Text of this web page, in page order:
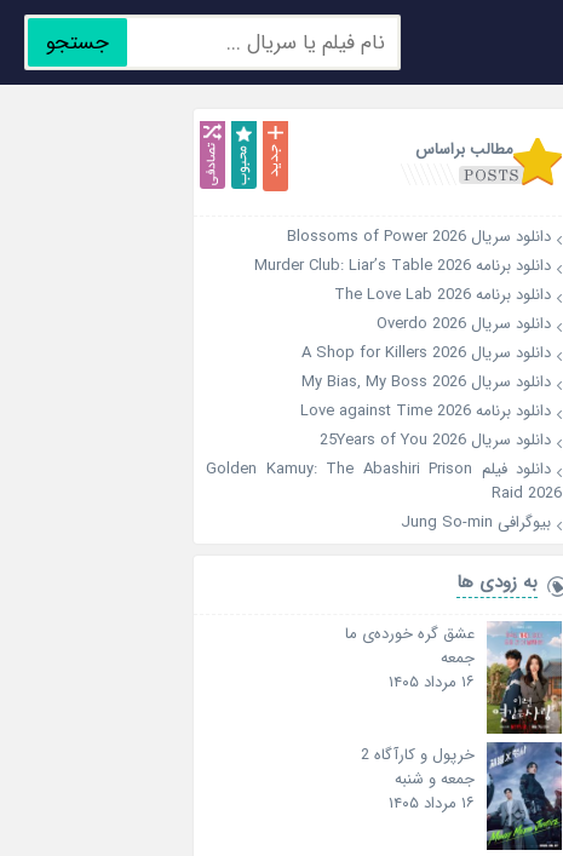
جستجو
مطالب براساس
دانلود سریال Blossoms of Power 2026
دانلود برنامه Murder Club: Liar’s Table 2026
دانلود برنامه The Love Lab 2026
دانلود سریال Overdo 2026
دانلود سریال A Shop for Killers 2026
دانلود سریال My Bias, My Boss 2026
دانلود برنامه Love against Time 2026
دانلود سریال 25Years of You 2026
دانلود فیلم Golden Kamuy: The Abashiri Prison
Raid 2026
بیوگرافی Jung So-min
به زودی ها
عشق گره خورده‌ی ما
جمعه
۱۶ مرداد ۱۴۰۵
خرپول و کارآگاه 2
جمعه و شنبه
۱۶ مرداد ۱۴۰۵